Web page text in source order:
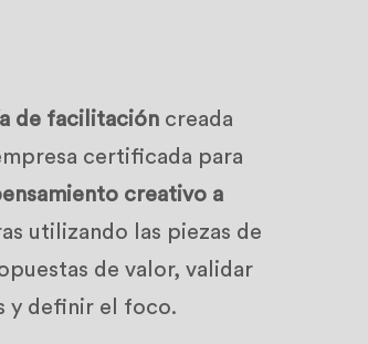
de facilitación creada
certificada para
creativo a
utilizando las piezas de
de valor, validar
y definir el foco.